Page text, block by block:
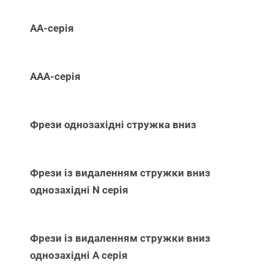
АА-серія
ААА-серія
Фрези однозахідні стружка вниз
Фрези із видаленням стружки вниз
однозахідні N серія
Фрези із видаленням стружки вниз
однозахідні А серія